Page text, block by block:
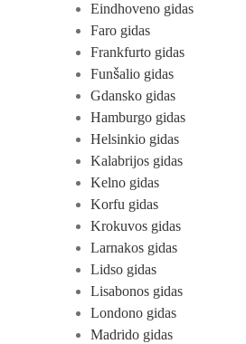
Eindhoveno gidas
Faro gidas
Frankfurto gidas
Funšalio gidas
Gdansko gidas
Hamburgo gidas
Helsinkio gidas
Kalabrijos gidas
Kelno gidas
Korfu gidas
Krokuvos gidas
Larnakos gidas
Lidso gidas
Lisabonos gidas
Londono gidas
Madrido gidas